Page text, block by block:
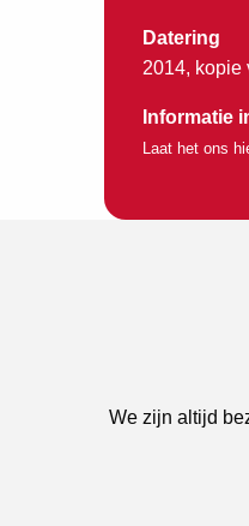
Datering
2014, kopie
Informatie
Laat het ons
We zijn altijd